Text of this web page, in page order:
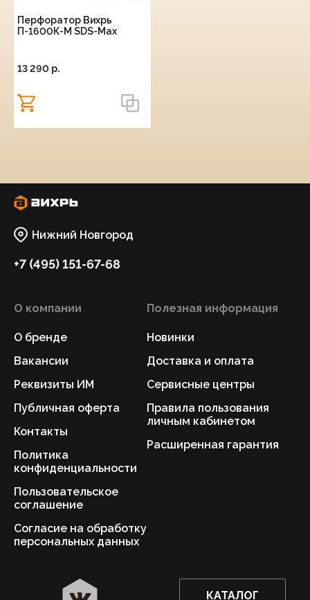
Перфоратор Вихрь
П-1600К-М SDS-Max
13 290 p.
Нижний Новгород
+7 (495) 151-67-68
О компании
О бренде
Вакансии
Реквизиты ИМ
Публичная оферта
Контакты
Политика
конфиденциальности
Пользовательское
соглашение
Согласие на обработку
персональных данных
Полезная информация
Новинки
Доставка и оплата
Сервисные центры
Правила пользования
личным кабинетом
Расширенная гарантия
КАТАЛОГ